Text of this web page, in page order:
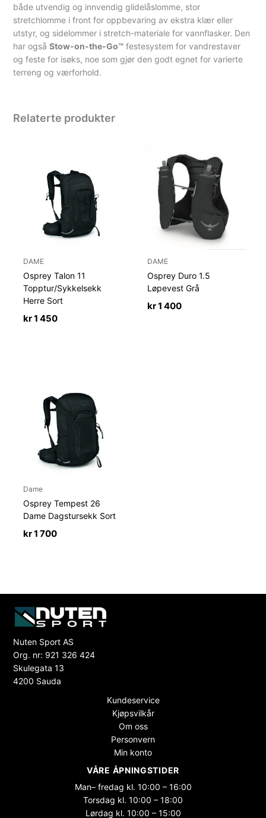
både utvendig og innvendig glidelåslomme, stor
stretchlomme i front for oppbevaring av ekstra klær eller
utstyr, og sidelommer i stretch-materiale for vannflasker. Den
har ogsåStow-on-the-Go™ festesystem for vandrestaver
og feste for isøks, noe som gjør den godt egnet for varierte
terreng og værforhold.
Relaterte produkter
DAME
Osprey Talon 11
Topptur/Sykkelsekk
Herre Sort
kr1 450
DAME
Osprey Duro 1.5
Løpevest Grå
kr1 400
Dame
Osprey Tempest 26
Dame Dagstursekk Sort
kr1 700
Nuten Sport AS
Org. nr: 921 326 424
Skulegata 13
4200 Sauda
Kundeservice
Kjøpsvilkår
Om oss
Personvern
Min konto
VÅRE ÅPNINGSTIDER
Man– fredag kl. 10:00 – 16:00
Torsdag kl. 10:00 – 18:00
Lørdag kl. 10:00 – 15:00